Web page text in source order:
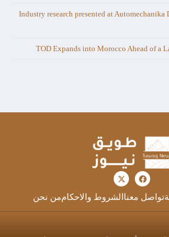
Industry research presented at Automechanika
TOD Expands into Morocco Ahead of a
تواصل معنا الشروط والاحكاممن نحن